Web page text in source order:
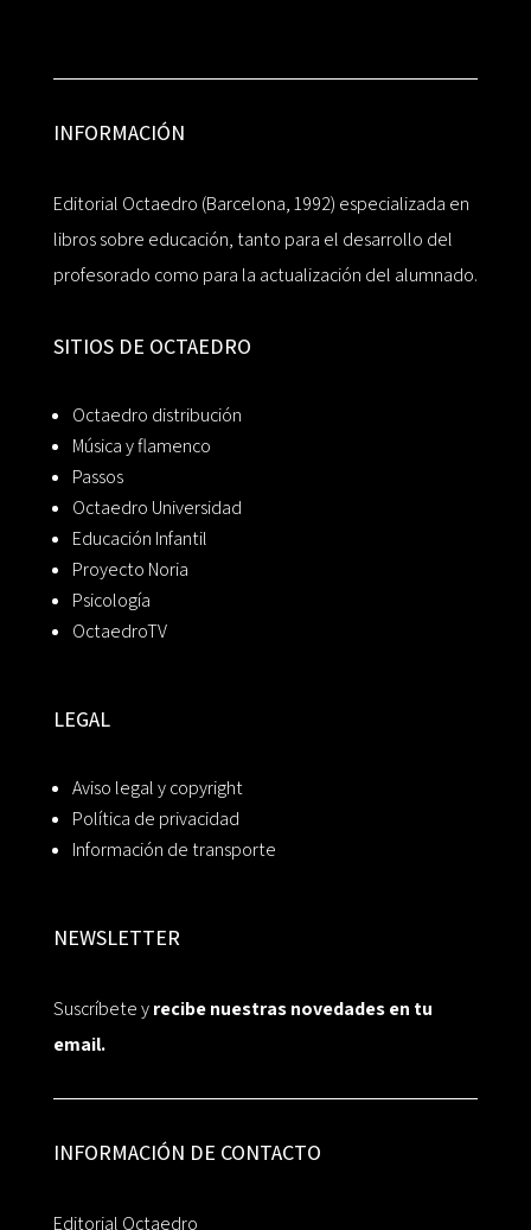
INFORMACIÓN
Editorial Octaedro (Barcelona, 1992) especializada en
libros sobre educación, tanto para el desarrollo del
profesorado como para la actualización del alumnado.
SITIOS DE OCTAEDRO
Octaedro distribución
Música y flamenco
Passos
Octaedro Universidad
Educación Infantil
Proyecto Noria
Psicología
OctaedroTV
LEGAL
Aviso legal y copyright
Política de privacidad
Información de transporte
NEWSLETTER
Suscríbete yrecibe nuestras novedades en tu
email.
INFORMACIÓN DE CONTACTO
Editorial Octaedro